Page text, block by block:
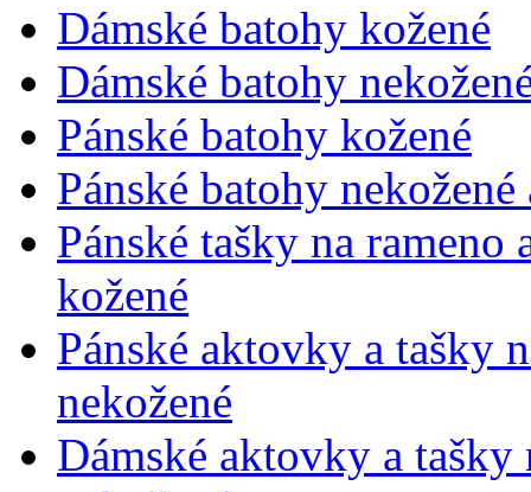
Dámské batohy kožené
Dámské batohy
Pánské batohy kožené
Pánské batohy
Pánské tašky na
kožené
Pánské aktovky a tašky
nekožené
Dámské aktovky a